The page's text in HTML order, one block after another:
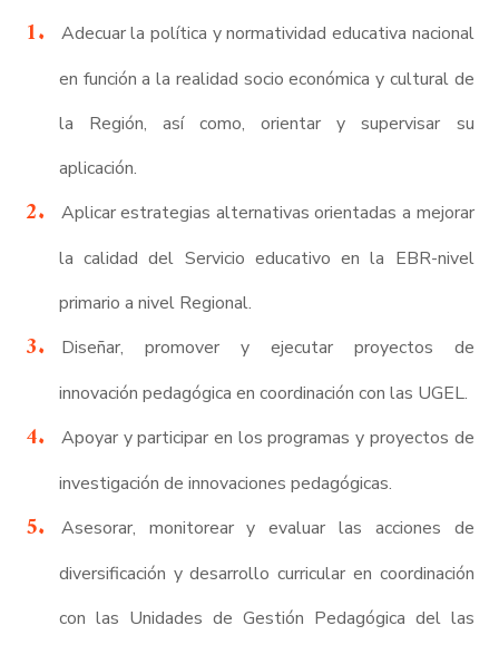
Adecuar la política y normatividad educativa nacional
en función a la realidad socio económica y cultural de
la Región, así como, orientar y supervisar su
aplicación.
Aplicar estrategias alternativas orientadas a mejorar
la calidad del Servicio educativo en la EBR-nivel
primario a nivel Regional.
Diseñar, promover y ejecutar proyectos de
innovación pedagógica en coordinación con las UGEL.
Apoyar y participar en los programas y proyectos de
investigación de innovaciones pedagógicas.
Asesorar, monitorear y evaluar las acciones de
diversificación y desarrollo curricular en coordinación
con las Unidades de Gestión Pedagógica del las